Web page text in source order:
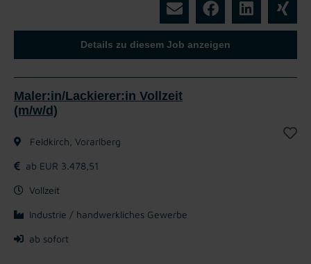
Details zu diesem Job anzeigen
Maler:in/Lackierer:in Vollzeit
(m/w/d)
Feldkirch, Vorarlberg
ab EUR 3.478,51
Vollzeit
Industrie / handwerkliches Gewerbe
ab sofort